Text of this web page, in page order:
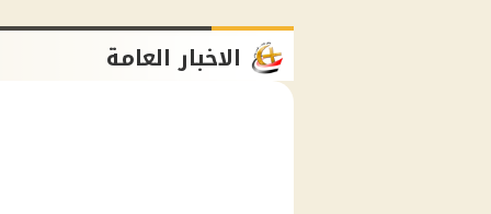
الاخبار العامة